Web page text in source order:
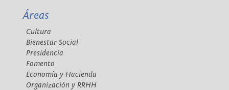
Áreas
Cultura
Bienestar Social
Presidencia
Fomento
Economía y Hacienda
Organización y RRHH